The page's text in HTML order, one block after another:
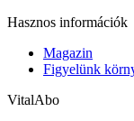
Hasznos információk
Magazin
Figyelünk
VitalAbo